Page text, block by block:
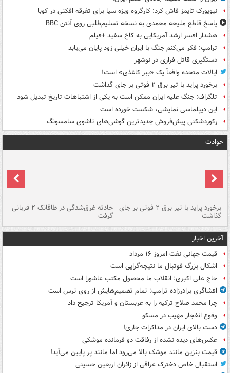
نیویورک تایمز فاش کرد: کارگروه ویژه سیا برای تفرقه افکنی در کوبا
پاسخ قاطع ملیحه محمدی به نسخه تسلیم‌طلبی روی آنتن BBC
هشدار افسر ارشد آمریکایی به کاخ سفید +فیلم
ترامپ: فکر می‌کنم جنگ با ایران خیلی زود پایان می‌یابد
دستگیری قاتل فراری در نوشهر
ایالات متحده واقعاً یک «ببر کاغذی» است!
برخورد پراید با تیر برق ۲ فوتی بر جای گذاشت
تلگراف: جنگ علیه ایران ممکن است به یکی از اشتباهات تاریخ تبدیل شود
این دیپلماسی نمایشی، شکست خورده است
رکوردشکنی پیش‌فروش جدیدترین گوشی‌های تاشوی سامسونگ
حوادث
برخورد پراید با تیر برق ۲ فوتی بر جای
گذاشت
حادثه غرق‌شدگی در طاقانک ۲ قربانی
گرفت
آخرین اخبار
قیمت جهانی نفت امروز ۱۶ مرداد
اشکال بزرگ فوتبال ما نتیجه‌گرایی است
حاج علی اکبری: انقلاب ما محصول مکتب عاشورا است
افشاگری برادرزاده ترامپ: تمام تصمیم‌هایش از روی ترس است
چرا محمد صلاح ترکیه را به عربستان و آمریکا ترجیح داد
وقوع انفجار مهیب در مسکو
دست بالای ایران در مذاکرات جاری!
عکس‌های دیده نشده از رفاقت دو فرمانده‌ موشکی
قیمت بنزین مانند موشک بالا می‌رود اما مانند پر پایین می‌آید!
استقبال خاص دخترک عراقی از زائران اربعین حسینی